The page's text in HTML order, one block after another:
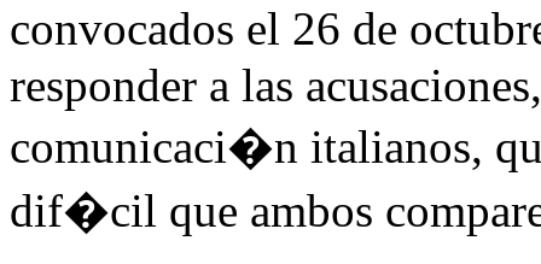
convocados el 26 de
responder a las
comunicaci�n italianos,
dif�cil que ambos